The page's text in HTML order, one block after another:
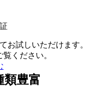
お試しいただけます。
覧ください。
類豊富